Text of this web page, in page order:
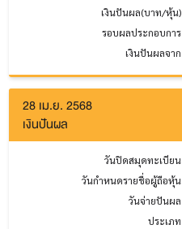
เงินปันผล(บาท/หุ้น)
รอบผลประกอบการ
เงินปันผลจาก
28 เม.ย. 2568
เงินปันผล
วันปิดสมุดทะเบียน
วันกำหนดรายชื่อผู้ถือหุ้น
วันจ่ายปันผล
ประเภท